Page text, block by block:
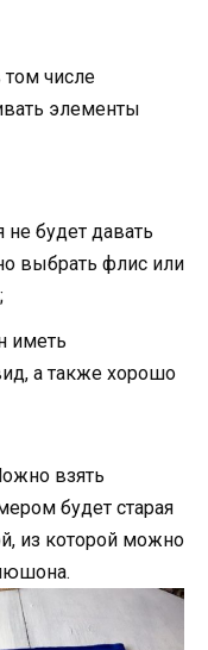
числе
элементы
не будет давать
выбрать флис или
иметь
а также хорошо
взять
будет старая
из которой можно